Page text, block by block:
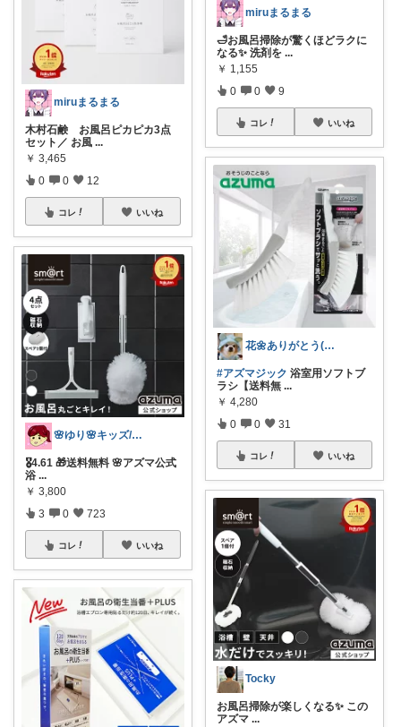
miruまるまる
木村石鹸 お風呂ピカピカ3点
セット／ お風 ...
￥ 3,465
0 0 12
コレ いいね
🌸ゆり🌸キッズ/ベビー/スイーツ/猫
🎖️4.61 🎁送料無料 🌸アズマ公式
浴 ...
￥ 3,800
3 0 723
コレ いいね
miruまるまる
🛁お風呂掃除が驚くほどラクに
なる✨ 洗剤を ...
￥ 1,155
0 0 9
コレ いいね
花🌼ありがとう(*･ω･)*_ _)ﾍ
#アズマジック 浴室用ソフトブ
ラシ【送料無 ...
￥ 4,280
0 0 31
コレ いいね
Tocky
お風呂掃除が楽しくなる✨ この
アズマ ...